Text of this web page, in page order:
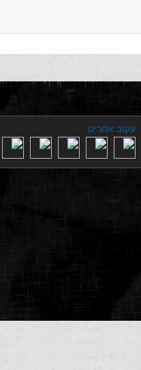
עקוב אחרינו